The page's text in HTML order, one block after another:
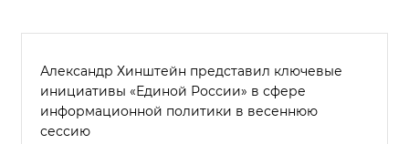
Александр Хинштейн представил ключевые
инициативы «Единой России» в сфере
информационной политики в весеннюю
сессию